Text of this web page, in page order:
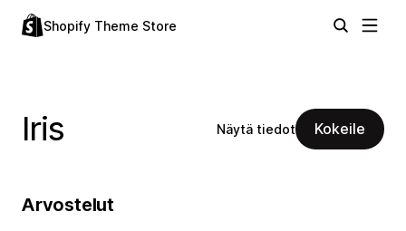
Shopify Theme Store
Iris Näytä tiedot Kokeile
Arvostelut